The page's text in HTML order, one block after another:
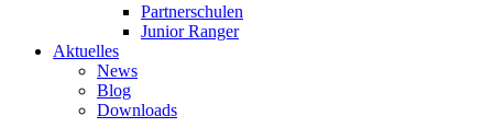
Partnerschulen
Junior Ranger
Aktuelles
News
Blog
Downloads